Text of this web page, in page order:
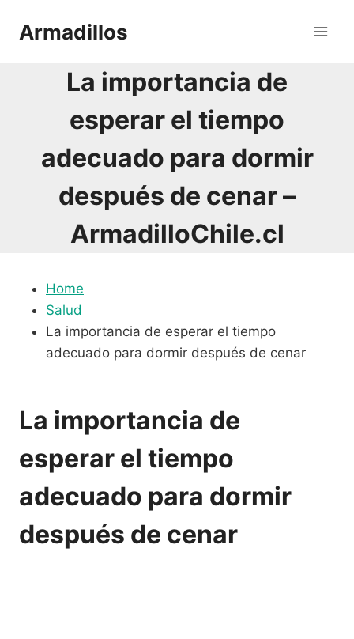
Armadillos
La importancia de
esperar el tiempo
adecuado para dormir
después de cenar –
ArmadilloChile.cl
Home
Salud
La importancia de esperar el tiempo
adecuado para dormir después de cenar
La importancia de
esperar el tiempo
adecuado para dormir
después de cenar